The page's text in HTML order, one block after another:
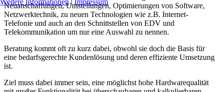
Neuanschaffungen, Umstellungen, Optimierungen von Software,
Netzwerktechnik, zu neuen Technologien wie z.B. Internet-
Telefonie und auch an den Schnittstellen von EDV und
Telekommunikation um nur eine Auswahl zu nennen.
Beratung kommt oft zu kurz dabei, obwohl sie doch die Basis für
eine bedarfsgerechte Kundenlösung und deren effiziente Umsetzung
ist.
Ziel muss dabei immer sein, eine möglichst hohe Hardwarequalität